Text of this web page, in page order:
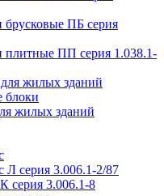
ПБ серия
плитные ПП серия 1.038.1-
жилых зданий
блоки
жилых зданий
Л серия 3.006.1-2/87
серия 3.006.1-8